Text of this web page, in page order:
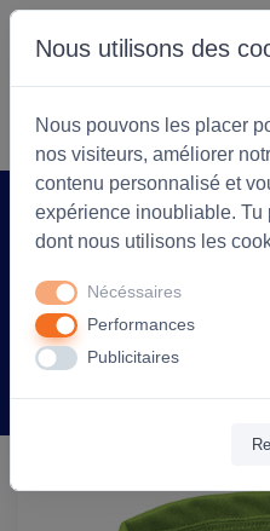
S'identifier
Accueil
Nous utilisons des
Nous pouvons les placer
nos visiteurs, améliorer
contenu personnalisé et
expérience inoubliable. Tu
dont nous utilisons les
Nécéssaires
Performances
Publicitaires